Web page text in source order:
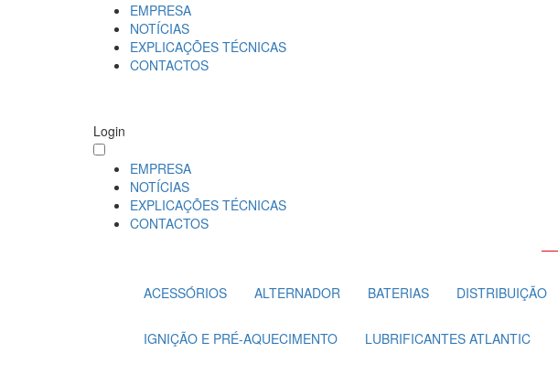
EMPRESA
NOTÍCIAS
EXPLICAÇÕES TÉCNICAS
CONTACTOS
Login
EMPRESA
NOTÍCIAS
EXPLICAÇÕES TÉCNICAS
CONTACTOS
ACESSÓRIOS ALTERNADOR BATERIAS DISTRIBUIÇÃO
IGNIÇÃO E PRÉ-AQUECIMENTO LUBRIFICANTES ATLANTIC